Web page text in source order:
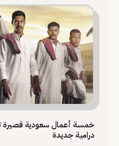
خمسة أعمال سعودية قصيرة
درامية جديدة